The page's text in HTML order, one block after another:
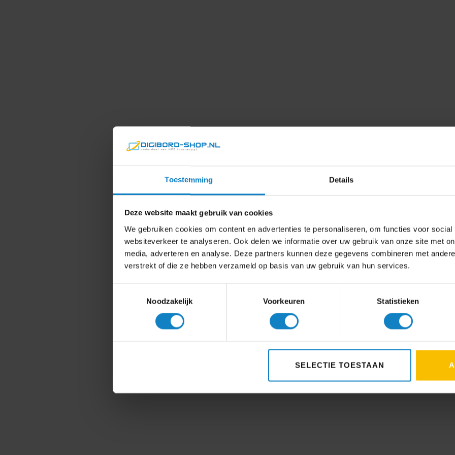
Toestemming Details
Deze website maakt gebruik van cookies
We gebruiken cookies om content en advertenties te personaliseren, om functies voor
websiteverkeer te analyseren. Ook delen we informatie over uw gebruik van onze site met
media, adverteren en analyse. Deze partners kunnen deze gegevens combineren met
verstrekt of die ze hebben verzameld op basis van uw gebruik van hun services.
Noodzakelijk
Voorkeuren Statistieken
SELECTIE TOESTAAN